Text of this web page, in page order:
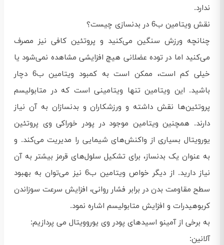
ندارد.
نقش ویتامین ب6 در بدنسازی چیست؟
چنانچه ورزش سنگین می‌کنید و پروتئین کافی نیز مصرف
می‌کنید اما در توده عضلانی هیچ افزایشی مشاهده نمی‌شود یا
خیلی کم است، ممکن است به کمبود ویتامین ب6 دچار
باشید. این ویتامین تنها ویتامینی است که در متابولیسم
پروتئین‌ها نقش داشته و ورزشکاران و بدنسازان به آن نیاز
دارند. همچنین ویتامین موجود در پودر خوراکی وی پروتئین
یورویتال بسیاری از واکنش‌های شیمایی را مدیریت می‌کند. و
به عنوان یک بدنساز، برای تشکیل سلول‌های قرمز بیشتر به آن
نیاز دارید. از دیگر خواص ویتامین ب6 نیز می‌توان به بهبود
سطح مقاومت بدن در برابر فشار روانی، افزایش سرعت سوزاندن
کربوهیدرات و افزایش متابولیسم اشاره نمود.
به برخی از آمینو اسیدهای پودر وی یوروویتال می پردازیم:
آلانین: